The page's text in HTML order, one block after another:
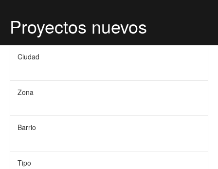
Proyectos nuevos
Ciudad
Zona
Barrio
Tipo